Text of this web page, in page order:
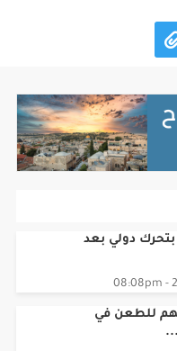
دولي بعد
للطعن في